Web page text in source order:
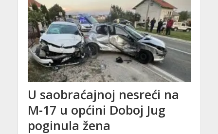
U saobraćajnoj nesreći na
M-17 u općini Doboj Jug
poginula žena